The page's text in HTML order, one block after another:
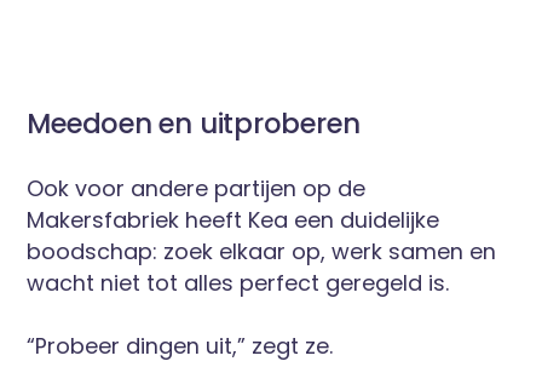
Meedoen en uitproberen
Ook voor andere partijen op de
Makersfabriek heeft Kea een duidelijke
boodschap: zoek elkaar op, werk samen en
wacht niet tot alles perfect geregeld is.
“Probeer dingen uit,” zegt ze.